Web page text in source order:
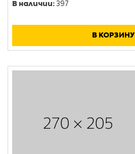
В наличии: 397
В КОРЗИНУ